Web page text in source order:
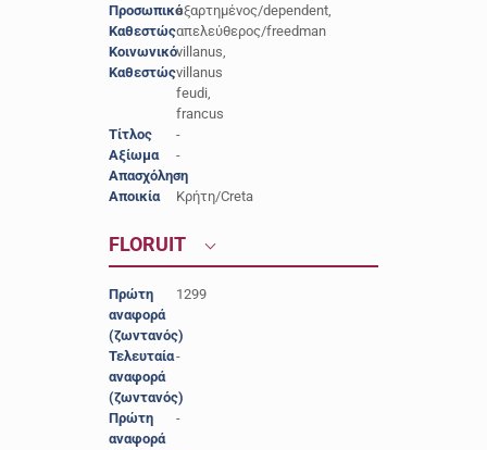
Προσωπικό
Καθεστώς
εξαρτημένος/dependent,
απελεύθερος/freedman
Κοινωνικό
Καθεστώς
villanus,
villanus
feudi,
francus
Τίτλος
-
Αξίωμα
-
Απασχόληση
-
Αποικία
Κρήτη/Creta
FLORUIT
Πρώτη
αναφορά
(ζωντανός)
1299
Τελευταία
αναφορά
(ζωντανός)
-
Πρώτη
αναφορά
-